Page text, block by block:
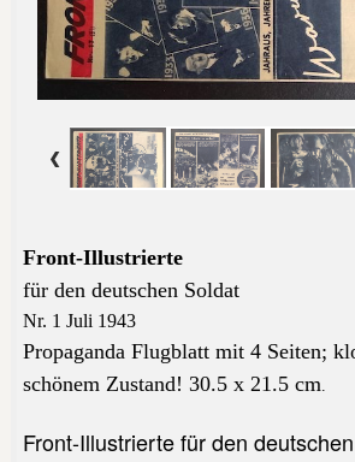
Front-Illustrierte
für den deutschen Soldat
Nr. 1 Juli 1943
Propaganda Flugblatt mit 4 Seiten;
schönem Zustand! 30.5 x 21.5 cm.
Front-Illustrierte für den